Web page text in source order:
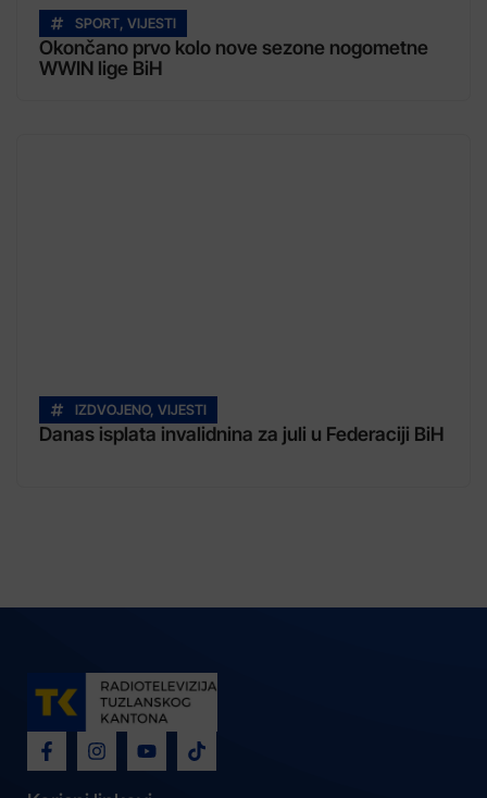
SPORT, VIJESTI
Okončano prvo kolo nove sezone nogometne
WWIN lige BiH
IZDVOJENO, VIJESTI
Danas isplata invalidnina za juli u Federaciji BiH